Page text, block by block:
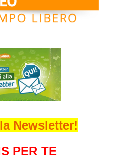
Newsletter!
PER TE